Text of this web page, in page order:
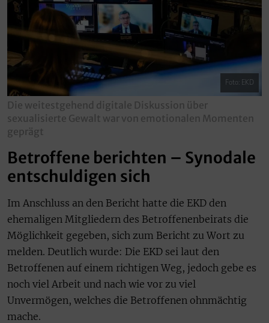
Foto: EKD
Die weitestgehend digitale Diskussion über
sexualisierte Gewalt war von emotionalen Momenten
geprägt
Betroffene berichten – Synodale
entschuldigen sich
Im Anschluss an den Bericht hatte die EKD den
ehemaligen Mitgliedern des Betroffenenbeirats die
Möglichkeit gegeben, sich zum Bericht zu Wort zu
melden. Deutlich wurde: Die EKD sei laut den
Betroffenen auf einem richtigen Weg, jedoch gebe es
noch viel Arbeit und nach wie vor zu viel
Unvermögen, welches die Betroffenen ohnmächtig
mache.